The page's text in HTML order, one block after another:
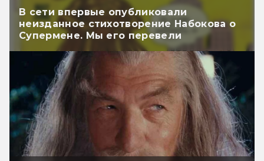
В сети впервые опубликовали
неизданное стихотворение Набокова о
Супермене. Мы его перевели